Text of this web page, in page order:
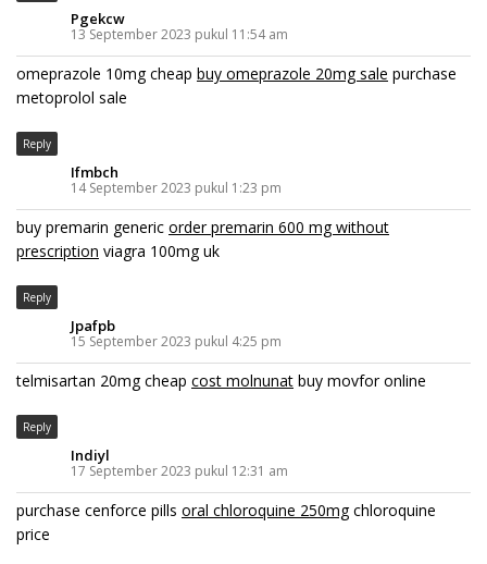
Pgekcw
13 September 2023 pukul 11:54 am
omeprazole 10mg cheap buy omeprazole 20mg sale purchase
metoprolol sale
Reply
Ifmbch
14 September 2023 pukul 1:23 pm
buy premarin generic order premarin 600 mg without
prescription viagra 100mg uk
Reply
Jpafpb
15 September 2023 pukul 4:25 pm
telmisartan 20mg cheap cost molnunat buy movfor online
Reply
Indiyl
17 September 2023 pukul 12:31 am
purchase cenforce pills oral chloroquine 250mgchloroquine
price